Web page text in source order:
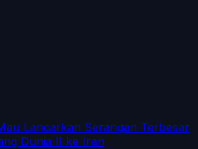
Lancarkan Serangan Terbesar
Dunia II ke Iran